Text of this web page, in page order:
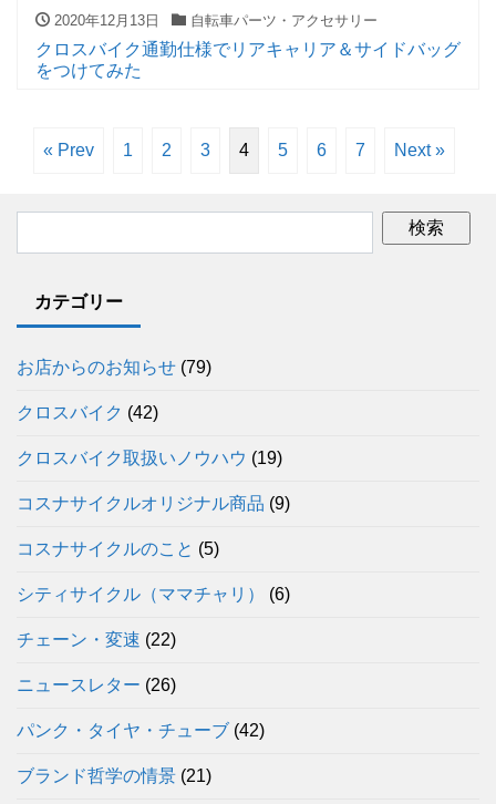
2020年12月13日 自転車パーツ・アクセサリー
クロスバイク通勤仕様でリアキャリア＆サイドバッグ
をつけてみた
« Prev 1 2 3 4 5 6 7 Next »
カテゴリー
お店からのお知らせ (79)
クロスバイク (42)
クロスバイク取扱いノウハウ (19)
コスナサイクルオリジナル商品 (9)
コスナサイクルのこと (5)
シティサイクル（ママチャリ） (6)
チェーン・変速 (22)
ニュースレター (26)
パンク・タイヤ・チューブ (42)
ブランド哲学の情景 (21)